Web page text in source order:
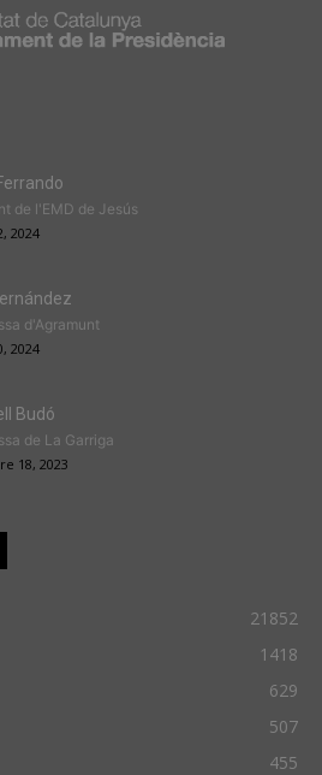
de l'EMD de Jesús
2024
d'Agramunt
2024
Budó
de La Garriga
18, 2023
21852
1418
629
507
455